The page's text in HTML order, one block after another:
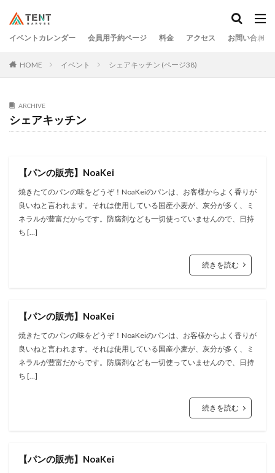
イベントカレンダー 会員用予約ページ 料金 アクセス お問い合わせ
HOME イベント シェアキッチン (ページ38)
ARCHIVE
シェアキッチン
【パンの販売】NoaKei
焼きたてのパンの味をどうぞ！NoaKeiのパンは、お客様からよく香りが
良いねと言われます。それは使用している国産小麦が、灰分が多く、ミ
ネラルが豊富だからです。防腐剤なども一切使っていませんので、日持
ち […]
続きを読む
【パンの販売】NoaKei
焼きたてのパンの味をどうぞ！NoaKeiのパンは、お客様からよく香りが
良いねと言われます。それは使用している国産小麦が、灰分が多く、ミ
ネラルが豊富だからです。防腐剤なども一切使っていませんので、日持
ち […]
続きを読む
【パンの販売】NoaKei